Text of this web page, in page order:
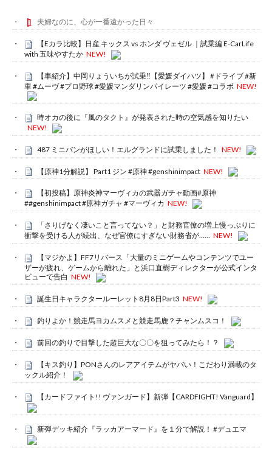
夫婦なのに、心が一番遠かった日々
【Eカラ比較】日産 キックス vs ホンダ ヴェゼル ｜試乗編 E-CarLife
with 五味やすたか NEW!
【車紹介】中岡りょういちが試乗‼️【愛媛ダイハツ】 #ドライブ #新
車 #ムーヴ #プロ野球 #愛媛マンダリンパイレーツ #愛媛 #コラボ NEW!
時オカの後に『風のタクト』が発表された時の空気感を知りたい
NEW!
487 ミニバンがほしい！エルグランドに試乗しました！ NEW!
【原神1分解説】 Part1 ジン #原神 #genshinimpact NEW!
【初投稿】原神炎神マーヴィカの武器ガチャ動画#原神
##genshinimpact #原神ガチャ #マーヴィカ NEW!
「さりげなく凄いこと言ってない？」と財務官僚の増上慢っぷりに
衝撃を受ける人が続出、なぜ官僚にすぎない財務省が…… NEW!
【マジかよ】FF7リバース「大量のミニゲームやコンテンツでユー
ザーが疲れ、ゲームから離れた」と浜口直樹ディレクターが公式インタ
ビューで告白 NEW!
誕生日キャラクタールーレット8月8日Part3 NEW!
釣りよか！競走馬ヨカムスメと競走馬鹿？チャンムスコ！
前回の釣りで目撃した超巨大な〇〇を狙ってみたら！？
【キス釣り】PONさんのレアアイテムがヤバい！こだわり満載のタ
ックル紹介！
【カードファイト!! ヴァンガード】新弾【CARDFIGHT! Vanguard】
新弾デッキ紹介『ラッカアーマード』を１分で解説！ #デュエマ